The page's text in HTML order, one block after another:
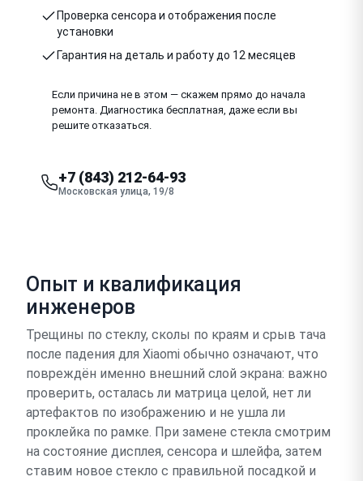
Проверка сенсора и отображения после
установки
Гарантия на деталь и работу до 12 месяцев
Если причина не в этом — скажем прямо до начала
ремонта. Диагностика бесплатная, даже если вы
решите отказаться.
+7 (843) 212-64-93
Московская улица, 19/8
Опыт и квалификация
инженеров
Трещины по стеклу, сколы по краям и срыв тача
после падения для Xiaomi обычно означают, что
повреждён именно внешний слой экрана: важно
проверить, осталась ли матрица целой, нет ли
артефактов по изображению и не ушла ли
проклейка по рамке. При замене стекла смотрим
на состояние дисплея, сенсора и шлейфа, затем
ставим новое стекло с правильной посадкой и